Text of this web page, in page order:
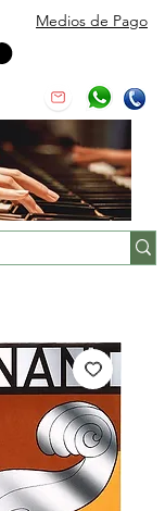
Medios de Pago